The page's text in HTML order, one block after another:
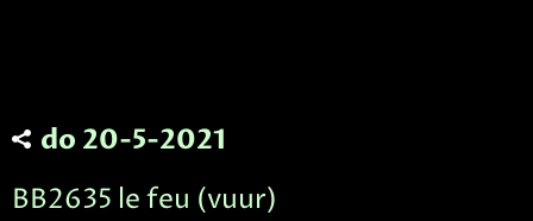
do 20-5-2021
BB2635 le feu (vuur)